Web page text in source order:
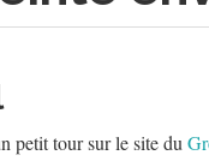
petit tour sur le site du